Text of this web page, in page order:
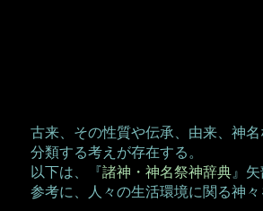
古来、その性質や伝承、由来、神
分類する考えが存在する。
以下は、『諸神・神名祭神辞典』矢
参考に、人々の生活環境に関る神々